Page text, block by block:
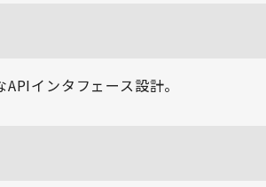
インタフェース設計。